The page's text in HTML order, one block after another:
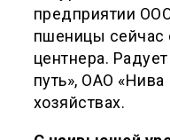
предприятии
пшеницы сейчас
центнера.
путь», ОАО
хозяйствах.